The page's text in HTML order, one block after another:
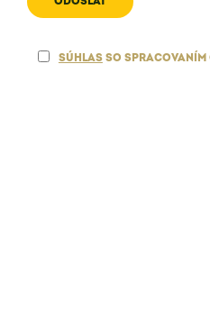
SÚHLASSO